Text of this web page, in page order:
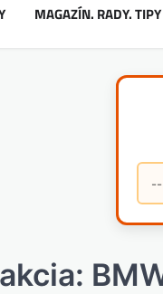
MAGAZÍN. RADY. TIPY